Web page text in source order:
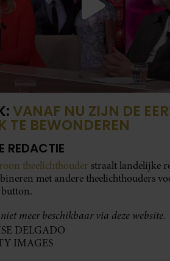
VANAF NU ZIJN DE
TE BEWONDEREN
REDACTIE
theelichthouder straalt landelijke
met andere theelichthouders
meer beschikbaar via deze website.
DELGADO
IMAGES